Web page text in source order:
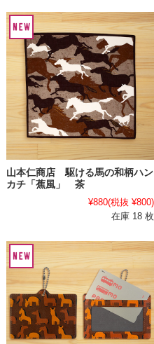
山本仁商店 駆ける馬の和柄ハン
カチ「蕉風」 茶
¥880(税抜 ¥800)
在庫 18 枚